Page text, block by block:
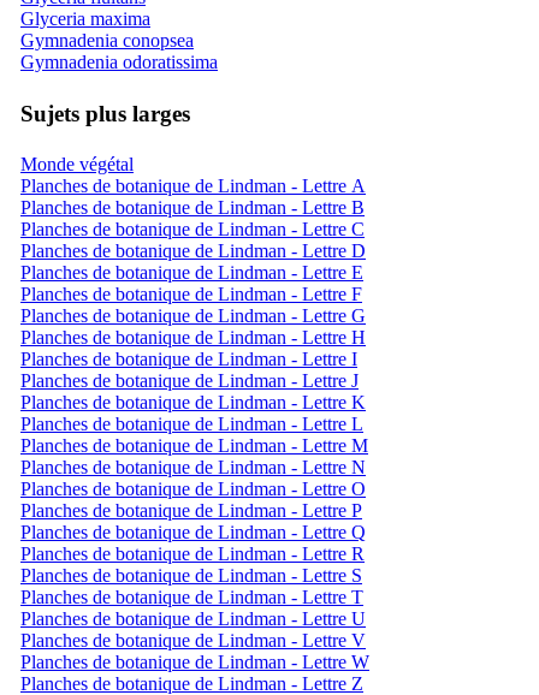
Glyceria maxima
Gymnadenia conopsea
Gymnadenia odoratissima
Sujets plus larges
Monde végétal
Planches de botanique de Lindman - Lettre A
Planches de botanique de Lindman - Lettre B
Planches de botanique de Lindman - Lettre C
Planches de botanique de Lindman - Lettre D
Planches de botanique de Lindman - Lettre E
Planches de botanique de Lindman - Lettre F
Planches de botanique de Lindman - Lettre G
Planches de botanique de Lindman - Lettre H
Planches de botanique de Lindman - Lettre I
Planches de botanique de Lindman - Lettre J
Planches de botanique de Lindman - Lettre K
Planches de botanique de Lindman - Lettre L
Planches de botanique de Lindman - Lettre M
Planches de botanique de Lindman - Lettre N
Planches de botanique de Lindman - Lettre O
Planches de botanique de Lindman - Lettre P
Planches de botanique de Lindman - Lettre Q
Planches de botanique de Lindman - Lettre R
Planches de botanique de Lindman - Lettre S
Planches de botanique de Lindman - Lettre T
Planches de botanique de Lindman - Lettre U
Planches de botanique de Lindman - Lettre V
Planches de botanique de Lindman - Lettre W
Planches de botanique de Lindman - Lettre Z